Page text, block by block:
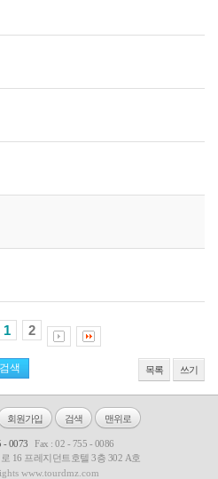
1 2
목록 쓰기
회원가입 검색 맨위로
- 0073
Fax : 02 - 755 - 0086
16 프레지던트호텔 3층 302 A호
www.tourdmz.com